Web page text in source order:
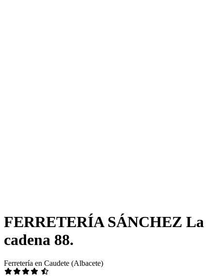
FERRETERÍA SÁNCHEZ La
cadena 88.
Ferretería en Caudete (Albacete)